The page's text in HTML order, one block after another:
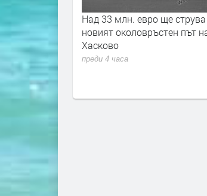
път на
Свиленград получава над 1,1
млн. евро за почистване и
укрепване на река Марица
преди 4 часа